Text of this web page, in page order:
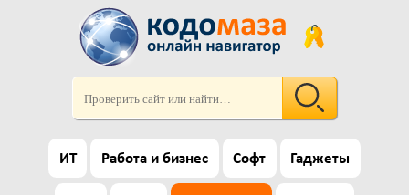
ИТ Работа и бизнес Софт Гаджеты